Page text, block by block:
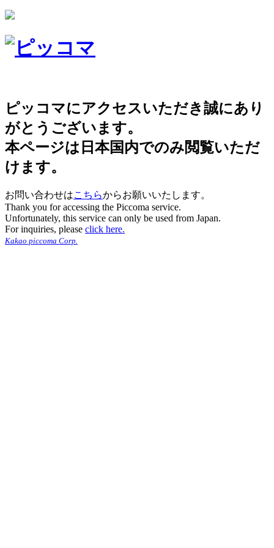
ピッコマにアクセスいただき誠にあり
がとうございます。
本ページは日本国内でのみ閲覧いただ
けます。
お問い合わせはこちらからお願いいたします。
Thank you for accessing the Piccoma service.
Unfortunately, this service can only be used from Japan.
For inquiries, please click here.
Kakao piccoma Corp.